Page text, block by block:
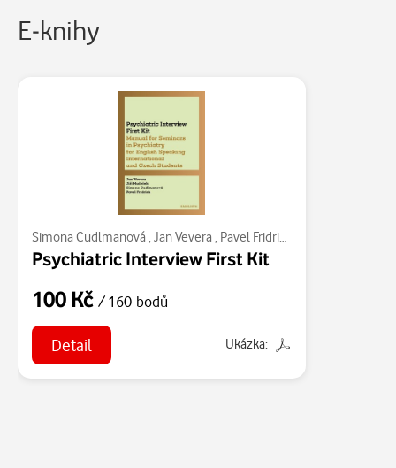
E-knihy
Simona Cudlmanová , Jan Vevera , Pavel Fridrich
Psychiatric Interview First Kit
100 Kč / 160 bodů
Detail Ukázka: